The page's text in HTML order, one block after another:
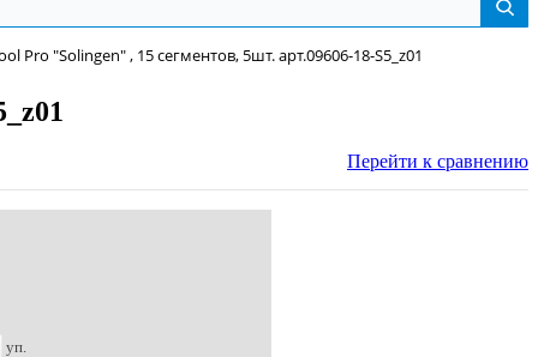
Pro "Solingen" , 15 сегментов, 5шт. арт.09606-18-S5_z01
Перейти к сравнению
уп.